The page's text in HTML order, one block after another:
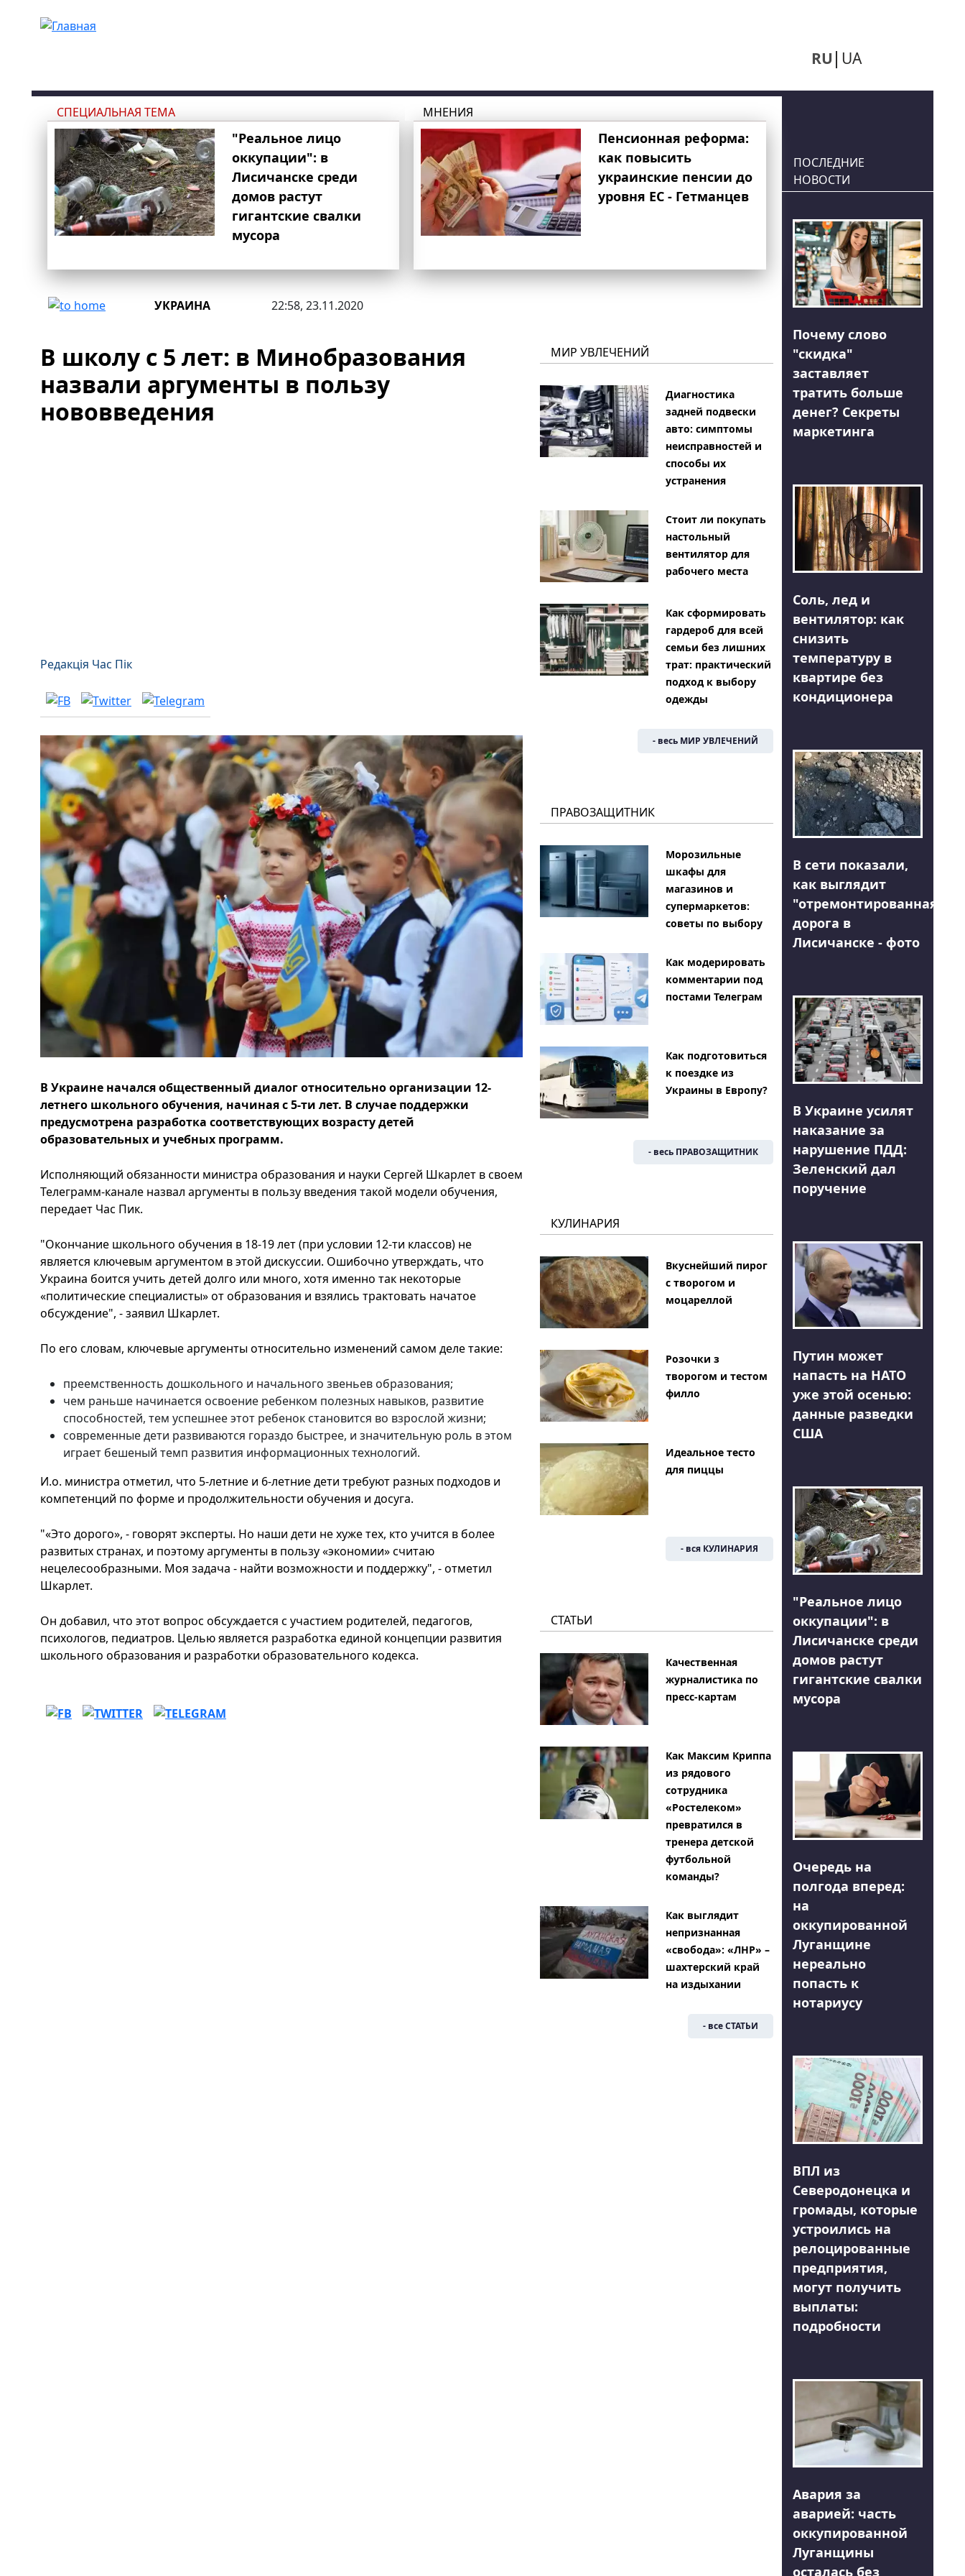
RU UA
СПЕЦИАЛЬНАЯ ТЕМА
"Реальное лицо
оккупации": в
Лисичанске среди
домов растут
гигантские свалки
мусора
МНЕНИЯ
Пенсионная реформа:
как повысить
украинские пенсии до
уровня ЕС - Гетманцев
УКРАИНА 22:58, 23.11.2020
В школу с 5 лет: в Минобразования
назвали аргументы в пользу
нововведения
Редакція Час Пік
В Украине начался общественный диалог относительно организации 12-
летнего школьного обучения, начиная с 5-ти лет. В случае поддержки
предусмотрена разработка соответствующих возрасту детей
образовательных и учебных программ.
Исполняющий обязанности министра образования и науки Сергей Шкарлет в своем
Телеграмм-канале назвал аргументы в пользу введения такой модели обучения,
передает Час Пик.
"Окончание школьного обучения в 18-19 лет (при условии 12-ти классов) не
является ключевым аргументом в этой дискуссии. Ошибочно утверждать, что
Украина боится учить детей долго или много, хотя именно так некоторые
«политические специалисты» от образования и взялись трактовать начатое
обсуждение", - заявил Шкарлет.
По его словам, ключевые аргументы относительно изменений самом деле такие:
преемственность дошкольного и начального звеньев образования;
чем раньше начинается освоение ребенком полезных навыков, развитие
способностей, тем успешнее этот ребенок становится во взрослой жизни;
современные дети развиваются гораздо быстрее, и значительную роль в этом
играет бешеный темп развития информационных технологий.
И.о. министра отметил, что 5-летние и 6-летние дети требуют разных подходов и
компетенций по форме и продолжительности обучения и досуга.
"«Это дорого», - говорят эксперты. Но наши дети не хуже тех, кто учится в более
развитых странах, и поэтому аргументы в пользу «экономии» считаю
нецелесообразными. Моя задача - найти возможности и поддержку", - отметил
Шкарлет.
Он добавил, что этот вопрос обсуждается с участием родителей, педагогов,
психологов, педиатров. Целью является разработка единой концепции развития
школьного образования и разработки образовательного кодекса.
МИР УВЛЕЧЕНИЙ
Диагностика
задней подвески
авто: симптомы
неисправностей и
способы их
устранения
Стоит ли покупать
настольный
вентилятор для
рабочего места
Как сформировать
гардероб для всей
семьи без лишних
трат: практический
подход к выбору
одежды
- весь МИР УВЛЕЧЕНИЙ
ПРАВОЗАЩИТНИК
Морозильные
шкафы для
магазинов и
супермаркетов:
советы по выбору
Как модерировать
комментарии под
постами Телеграм
Как подготовиться
к поездке из
Украины в Европу?
- весь ПРАВОЗАЩИТНИК
КУЛИНАРИЯ
Вкуснейший пирог
с творогом и
моцареллой
Розочки з
творогом и тестом
филло
Идеальное тесто
для пиццы
- вся КУЛИНАРИЯ
СТАТЬИ
Качественная
журналистика по
пресс-картам
Как Максим Криппа
из рядового
сотрудника
«Ростелеком»
превратился в
тренера детской
футбольной
команды?
Как выглядит
непризнанная
«свобода»: «ЛНР» –
шахтерский край
на издыхании
- все СТАТЬИ
ПОСЛЕДНИЕ
НОВОСТИ
Почему слово
"скидка"
заставляет
тратить больше
денег? Секреты
маркетинга
Соль, лед и
вентилятор: как
снизить
температуру в
квартире без
кондиционера
В сети показали,
как выглядит
"отремонтированная"
дорога в
Лисичанске - фото
В Украине усилят
наказание за
нарушение ПДД:
Зеленский дал
поручение
Путин может
напасть на НАТО
уже этой осенью:
данные разведки
США
"Реальное лицо
оккупации": в
Лисичанске среди
домов растут
гигантские свалки
мусора
Очередь на
полгода вперед:
на
оккупированной
Луганщине
нереально
попасть к
нотариусу
ВПЛ из
Северодонецка и
громады, которые
устроились на
релоцированные
предприятия,
могут получить
выплаты:
подробности
Авария за
аварией: часть
оккупированной
Луганщины
осталась без